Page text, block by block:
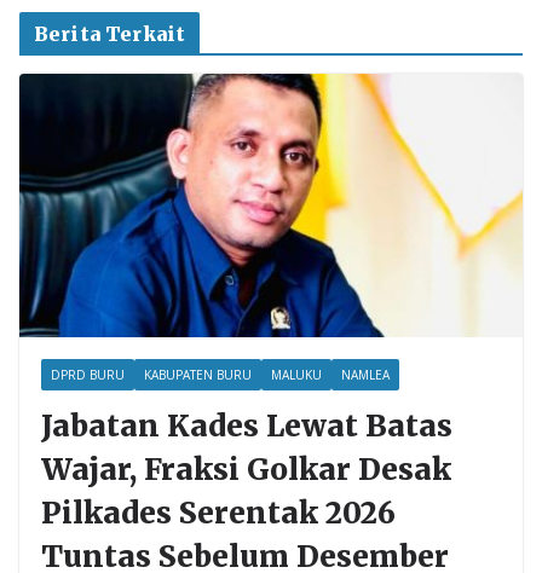
Berita Terkait
DPRD BURU KABUPATEN BURU MALUKU NAMLEA
Jabatan Kades Lewat Batas
Wajar, Fraksi Golkar Desak
Pilkades Serentak 2026
Tuntas Sebelum Desember